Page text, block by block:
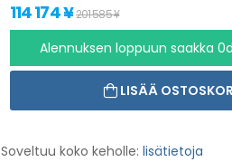
114 174 ¥201 585 ¥
Alennuksen loppuun saakka
LISÄÄ
Soveltuu koko keholle: lisätietoja